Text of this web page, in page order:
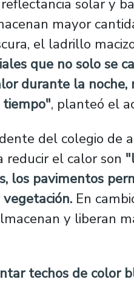
solar y
mayor
el ladrillo
que no solo se
durante la
, planteó el
del colegio de
el calor son
los pavimentos
En
y liberan
techos de color